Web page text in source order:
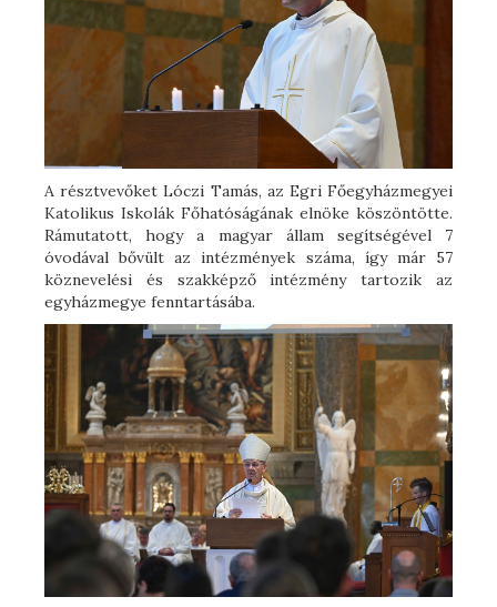
A résztvevőket Lóczi Tamás, az Egri Főegyházmegyei
Katolikus Iskolák Főhatóságának elnöke köszöntötte.
Rámutatott, hogy a magyar állam segítségével 7
óvodával bővült az intézmények száma, így már 57
köznevelési és szakképző intézmény tartozik az
egyházmegye fenntartásába.